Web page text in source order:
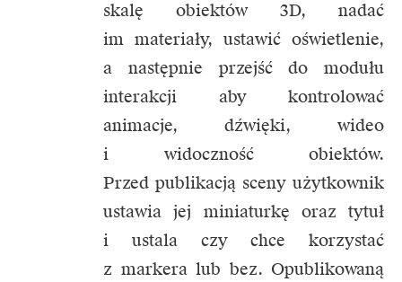
skalę obiektów 3D, nadać
im materiały, ustawić oświetlenie,
a następnie przejść do modułu
interakcji aby kontrolować
animacje, dźwięki, wideo
i widoczność obiektów.
Przed publikacją sceny użytkownik
ustawia jej miniaturkę oraz tytuł
i ustala czy chce korzystać
z markera lub bez. Opublikowaną